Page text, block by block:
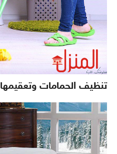
تنظيف الحمامات وتعقيمها